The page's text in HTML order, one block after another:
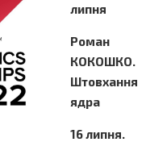
липня
Роман
КОКОШКО.
Штовхання
ядра
16 липня.